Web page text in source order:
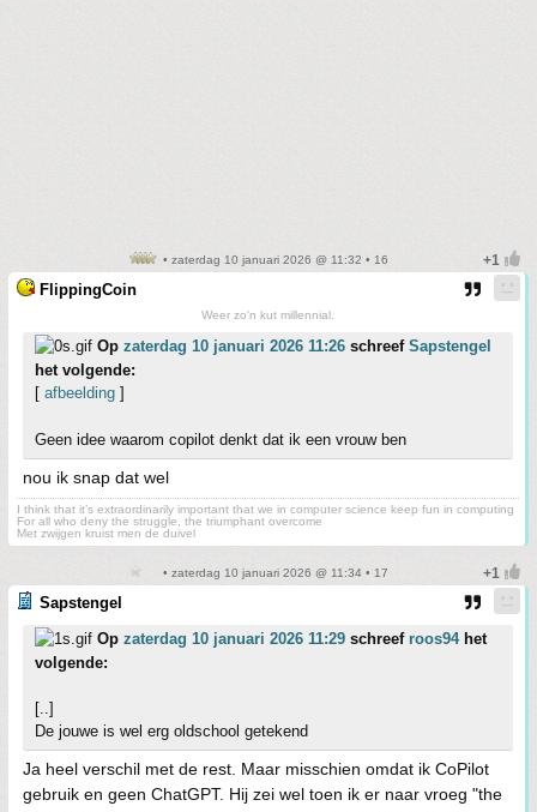
• zaterdag 10 januari 2026 @ 11:32 • 16
FlippingCoin
Weer zo'n kut millennial.
Op zaterdag 10 januari 2026 11:26 schreef Sapstengel
het volgende:
[ afbeelding ]
Geen idee waarom copilot denkt dat ik een vrouw ben
nou ik snap dat wel
I think that it’s extraordinarily important that we in computer science keep fun in computing
For all who deny the struggle, the triumphant overcome
Met zwijgen kruist men de duivel
• zaterdag 10 januari 2026 @ 11:34 • 17
Sapstengel
Op zaterdag 10 januari 2026 11:29 schreef roos94het
volgende:
[..]
De jouwe is wel erg oldschool getekend
Ja heel verschil met de rest. Maar misschien omdat ik CoPilot
gebruik en geen ChatGPT. Hij zei wel toen ik er naar vroeg "the